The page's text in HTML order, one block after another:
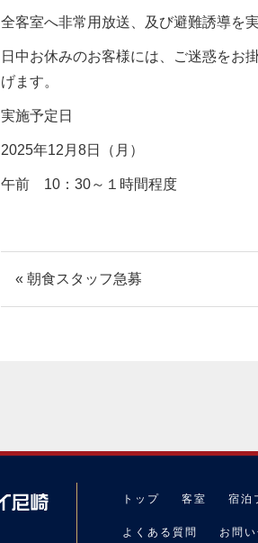
全客室へ非常用放送、及び避難誘導を
日中お休みのお客様には、ご迷惑をお
げます。
実施予定日
2025年12月8日（月）
午前 10：30～１時間程度
« 朝食スタッフ急募
トップ 客室 宿泊
よくある質問 お問